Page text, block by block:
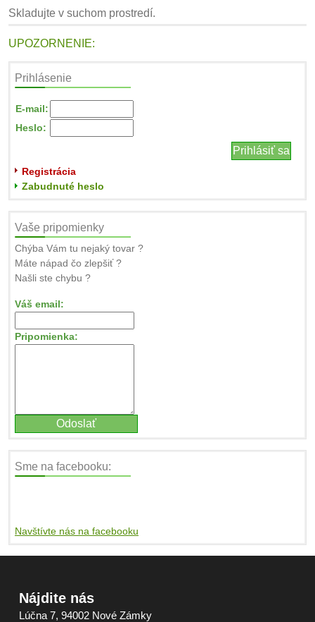
Skladujte v suchom prostredí.
UPOZORNENIE:
Prihlásenie
E-mail:
Heslo:
Registrácia
Zabudnuté heslo
Vaše pripomienky
Chýba Vám tu nejaký tovar ?
Máte nápad čo zlepšiť ?
Našli ste chybu ?
Váš email:
Pripomienka:
Sme na facebooku:
Navštívte nás na facebooku
Nájdite nás
Lúčna 7, 94002 Nové Zámky